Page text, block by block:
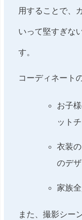
用することで、
いって堅すぎな
す。
コーディネート
お子
ット
衣装
のデ
家族
また、撮影シー